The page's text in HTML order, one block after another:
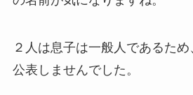
２人は息子は一般人であるた
公表しませんでした。